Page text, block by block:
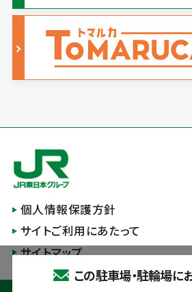
この駐車場・駐輪場に
個人情報保護方針
サイトご利用にあたって
サイトマップ